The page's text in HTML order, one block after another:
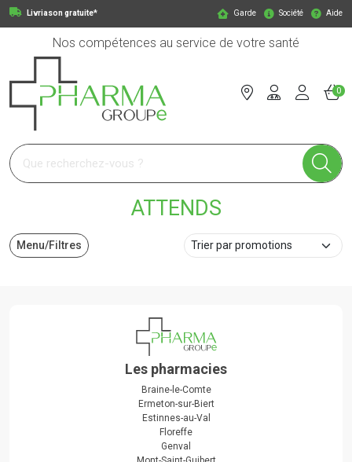
Livriason gratuite* Garde Société Aide
Nos compétences au service de votre santé
Pharmagroupe Votre pharmacie en ligne à votre service
0
ATTENDS
Menu/Filtres
Les pharmacies
Braine-le-Comte
Ermeton-sur-Biert
Estinnes-au-Val
Floreffe
Genval